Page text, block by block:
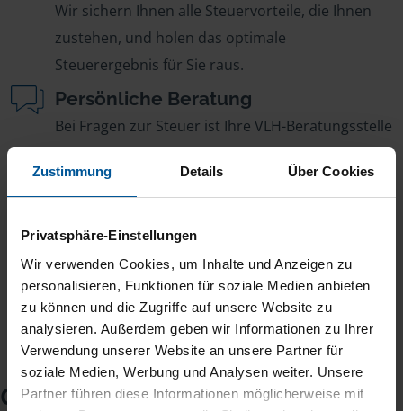
Zustimmung Details Über Cookies
Privatsphäre-Einstellungen
Wir verwenden Cookies, um Inhalte und Anzeigen zu
personalisieren, Funktionen für soziale Medien anbieten
zu können und die Zugriffe auf unsere Website zu
analysieren. Außerdem geben wir Informationen zu Ihrer
Verwendung unserer Website an unsere Partner für
soziale Medien, Werbung und Analysen weiter. Unsere
Partner führen diese Informationen möglicherweise mit
Wir sichern Ihnen alle Steuervorteile, die Ihnen
zustehen, und holen das optimale
Steuerergebnis für Sie raus.
Persönliche Beratung
Bei Fragen zur Steuer ist Ihre VLH-Beratungsstelle
immer für Sie da – ohne Zusatzkosten.
Fairer Beitrag
jährlichen Mitgliedsbeitrag, der sich nach Ihren
Jahreseinnahmen richtet.
Checkliste für Ihr